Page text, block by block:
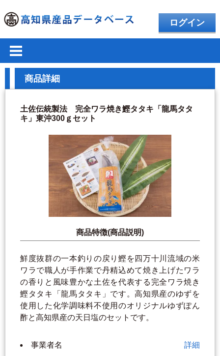
ログイン
商品詳細
土佐伝統製法 完全ワラ焼き鰹タタキ「龍馬タタ
キ」東沖300ｇセット
商品特徴(商品説明)
鮮度抜群の一本釣りの戻り鰹を四万十川流域の米
ワラで職人が手作業で丹精込めて焼き上げたワラ
の香りと風味豊かな土佐を代表する完全ワラ焼き
鰹タタキ「龍馬タタキ」です。高知県産のゆずを
使用した化学調味料不使用のオリジナルゆずぽん
酢と高知県産の天日塩のセットです。
事業者名 詳細